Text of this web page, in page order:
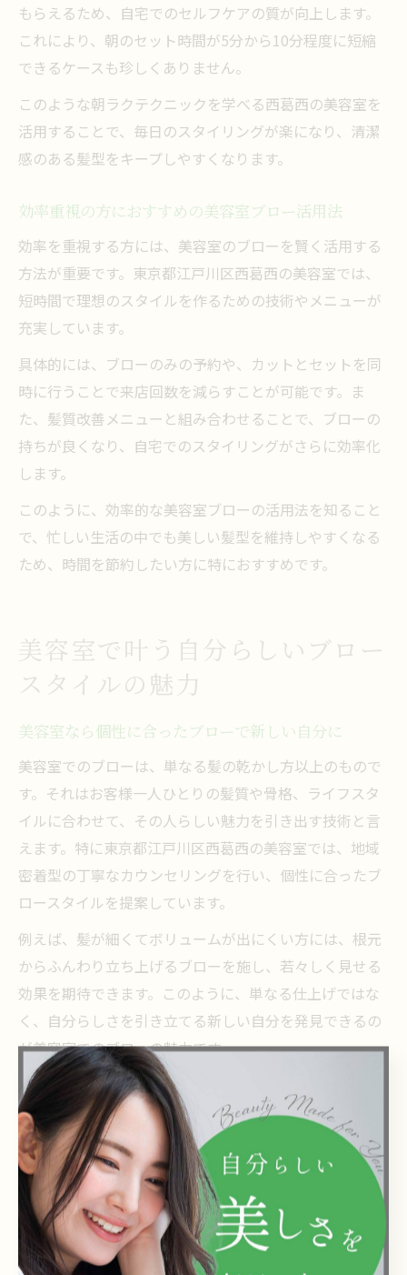
もらえるため、自宅でのセルフケアの質が向上します。
これにより、朝のセット時間が5分から10分程度に短縮
できるケースも珍しくありません。
このような朝ラクテクニックを学べる西葛西の美容室を
活用することで、毎日のスタイリングが楽になり、清潔
感のある髪型をキープしやすくなります。
効率重視の方におすすめの美容室ブロー活用法
効率を重視する方には、美容室のブローを賢く活用する
方法が重要です。東京都江戸川区西葛西の美容室では、
短時間で理想のスタイルを作るための技術やメニューが
充実しています。
具体的には、ブローのみの予約や、カットとセットを同
時に行うことで来店回数を減らすことが可能です。ま
た、髪質改善メニューと組み合わせることで、ブローの
持ちが良くなり、自宅でのスタイリングがさらに効率化
します。
このように、効率的な美容室ブローの活用法を知ること
で、忙しい生活の中でも美しい髪型を維持しやすくなる
ため、時間を節約したい方に特におすすめです。
美容室で叶う自分らしいブロー
スタイルの魅力
美容室なら個性に合ったブローで新しい自分に
美容室でのブローは、単なる髪の乾かし方以上のもので
す。それはお客様一人ひとりの髪質や骨格、ライフスタ
イルに合わせて、その人らしい魅力を引き出す技術と言
えます。特に東京都江戸川区西葛西の美容室では、地域
密着型の丁寧なカウンセリングを行い、個性に合ったブ
ロースタイルを提案しています。
例えば、髪が細くてボリュームが出にくい方には、根元
からふんわり立ち上げるブローを施し、若々しく見せる
効果を期待できます。このように、単なる仕上げではな
く、自分らしさを引き立てる新しい自分を発見できるの
が美容室でのブローの魅力です。
自分らしいブロースタイルを美容室で実現する方法
自分らしいブロースタイルを実現するには、まず美容室
でのカウンセリングを活用することが重要です。髪の悩
みや希望のイメージを具体的に伝えることで、スタイリ
ストが最適なブロー技術を提案してくれます。特に西葛
西の美容室では、髪質やクセを見極めたうえで、日常の